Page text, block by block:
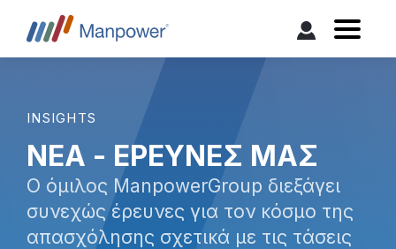
INSIGHTS
ΝΕΑ - ΕΡΕΥΝΕΣ ΜΑΣ
Ο όμιλος ManpowerGroup διεξάγει
συνεχώς έρευνες για τον κόσμο της
απασχόλησης σχετικά με τις τάσεις